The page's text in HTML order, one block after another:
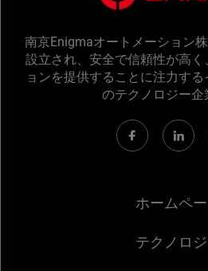
南京Enigmaオートメーション
設立され、安全で信頼性が高
ョンを提供することに注力す
のテクノロジー企
ホームペ
テクノロ